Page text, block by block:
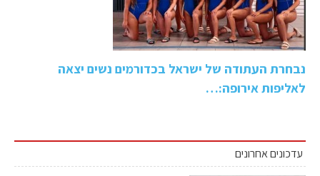
נבחרת העתודה של ישראל בכדורמים נשים יצאה
לאליפות אירופה:…
עדכונים אחרונים